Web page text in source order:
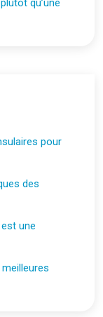
qu’une
pour
des
une